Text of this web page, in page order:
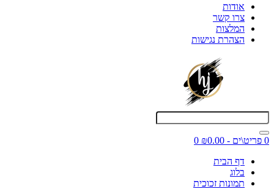
אודות
צרו קשר
המלצות
הצהרת נגישות
0 פריט\ים - ₪0.00
0
דף הבית
בלוג
תמונות זכוכית